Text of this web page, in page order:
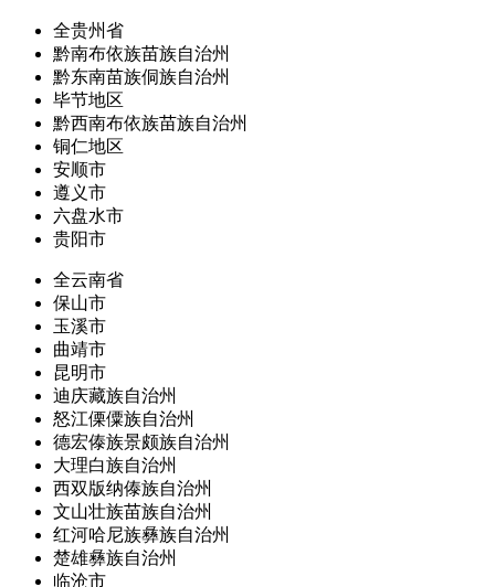
全贵州省
黔南布依族苗族自治州
黔东南苗族侗族自治州
毕节地区
黔西南布依族苗族自治州
铜仁地区
安顺市
遵义市
六盘水市
贵阳市
全云南省
保山市
玉溪市
曲靖市
昆明市
迪庆藏族自治州
怒江傈僳族自治州
德宏傣族景颇族自治州
大理白族自治州
西双版纳傣族自治州
文山壮族苗族自治州
红河哈尼族彝族自治州
楚雄彝族自治州
临沧市